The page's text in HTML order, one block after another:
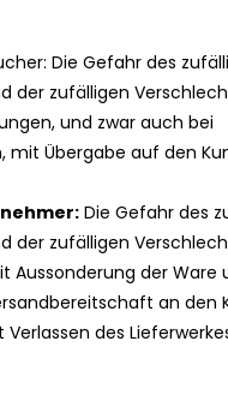
Die Gefahr des
der zufälligen
und zwar auch bei
mit Übergabe auf den
Die Gefahr des
der zufälligen
Aussonderung der Ware
an den
des